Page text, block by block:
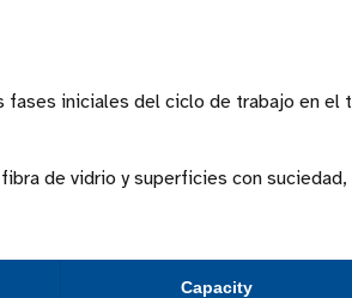
iniciales del ciclo de trabajo en el
de vidrio y superficies con suciedad,
Capacity